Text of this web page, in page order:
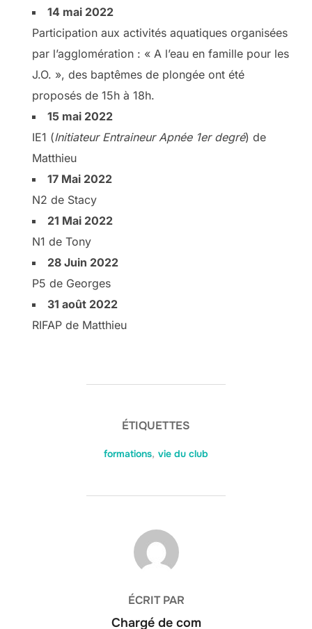
14 mai 2022
Participation aux activités aquatiques organisées
par l’agglomération : « A l’eau en famille pour les
J.O. », des baptêmes de plongée ont été
proposés de 15h à 18h.
15 mai 2022
IE1 (Initiateur Entraineur Apnée 1er degré) de
Matthieu
17 Mai 2022
N2 de Stacy
21 Mai 2022
N1 de Tony
28 Juin 2022
P5 de Georges
31 août 2022
RIFAP de Matthieu
ÉTIQUETTES
formations, vie du club
AUTEUR DE LA PUBLICATION
ÉCRIT PAR
Chargé de com